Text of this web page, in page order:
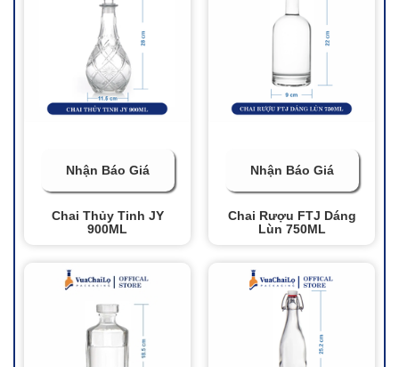
Nhận Báo Giá
Chai Thủy Tinh JY
900ML
Nhận Báo Giá
Chai Rượu FTJ Dáng
Lùn 750ML